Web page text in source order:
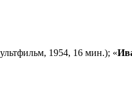
1954, 16 мин.); «